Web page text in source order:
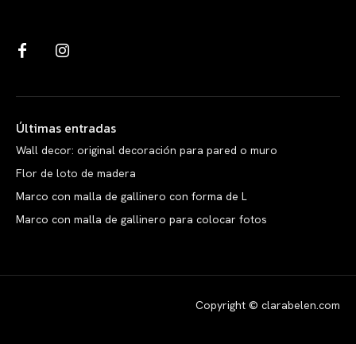
Últimas entradas
Wall decor: original decoración para pared o muro
Flor de loto de madera
Marco con malla de gallinero con forma de L
Marco con malla de gallinero para colocar fotos
Copyright © clarabelen.com